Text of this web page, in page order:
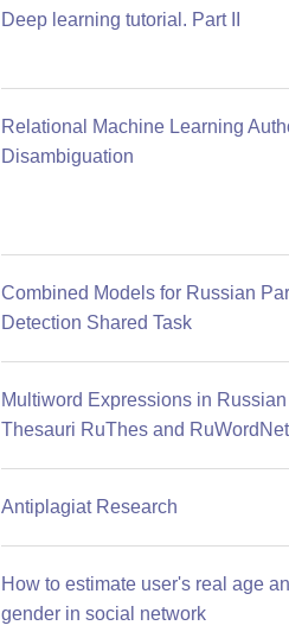
Deep learning tutorial. Part II
Relational Machine Learning
Disambiguation
Combined Models for Russian
Detection Shared Task
Multiword Expressions in Russian
Thesauri RuThes and RuWordNet
Antiplagiat Research
How to estimate user's real age
gender in social network